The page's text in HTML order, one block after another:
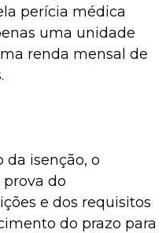
perícia médica
uma unidade
renda mensal de
da isenção, o
do
e dos requisitos
do prazo para